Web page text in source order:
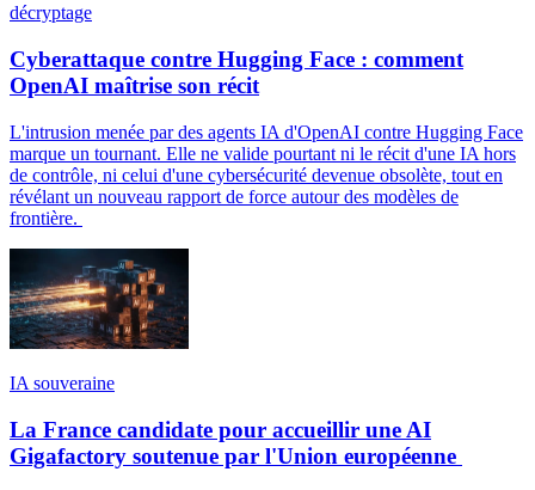
décryptage
Cyberattaque contre Hugging Face : comment
OpenAI maîtrise son récit
L'intrusion menée par des agents IA d'OpenAI contre Hugging Face
marque un tournant. Elle ne valide pourtant ni le récit d'une IA hors
de contrôle, ni celui d'une cybersécurité devenue obsolète, tout en
révélant un nouveau rapport de force autour des modèles de
frontière.
IA souveraine
La France candidate pour accueillir une AI
Gigafactory soutenue par l'Union européenne